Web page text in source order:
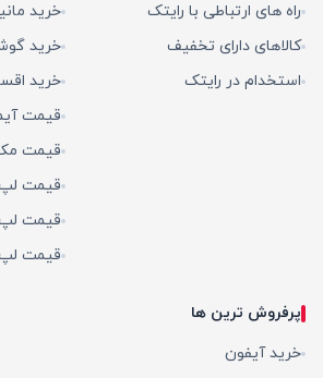
راه های ارتباطی با رایتک
کالاهای دارای تخفیف
استخدام در رایتک
خرید
خرید
خرید
قیمت
قیمت
قیمت لپ
قیمت
قیمت
پرفروش ترین ها
خرید آیفون